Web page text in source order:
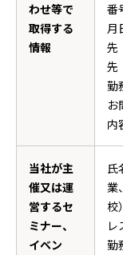
わせ等で
取得する
情報
番
月
先
先
勤
お
内
当社が主
催又は運
営するセ
ミナー、
イベン
氏
業
校
レ
勤